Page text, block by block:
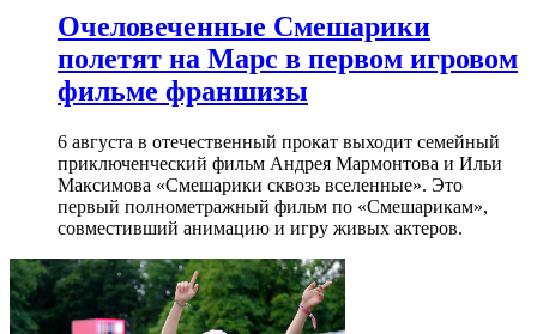
Очеловеченные Смешарики
полетят на Марс в первом игровом
фильме франшизы
6 августа в отечественный прокат выходит семейный
приключенческий фильм Андрея Мармонтова и Ильи
Максимова «Смешарики сквозь вселенные». Это
первый полнометражный фильм по «Смешарикам»,
совместивший анимацию и игру живых актеров.